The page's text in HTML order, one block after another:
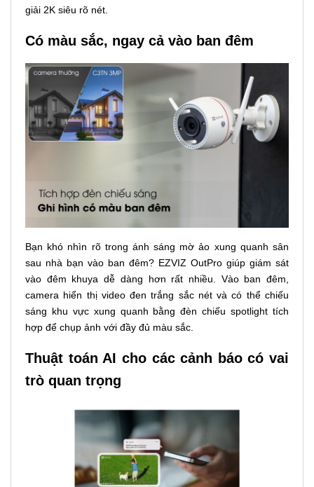
giải 2K siêu rõ nét.
Có màu sắc, ngay cả vào ban đêm
Bạn khó nhìn rõ trong ánh sáng mờ ảo xung quanh sân
sau nhà bạn vào ban đêm? EZVIZ OutPro giúp giám sát
vào đêm khuya dễ dàng hơn rất nhiều. Vào ban đêm,
camera hiển thị video đen trắng sắc nét và có thể chiếu
sáng khu vực xung quanh bằng đèn chiếu spotlight tích
hợp để chụp ảnh với đầy đủ màu sắc.
Thuật toán AI cho các cảnh báo có vai
trò quan trọng